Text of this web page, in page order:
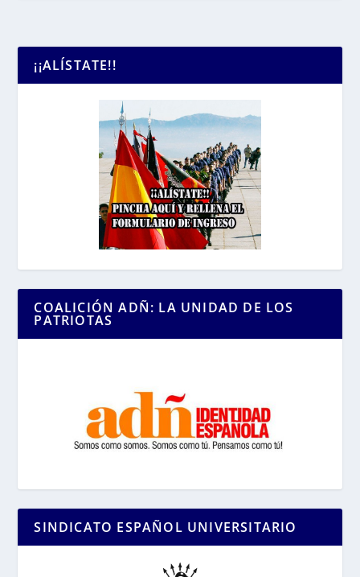
¡¡ALÍSTATE!!
COALICIÓN ADÑ: LA UNIDAD DE LOS
PATRIOTAS
SINDICATO ESPAÑOL UNIVERSITARIO